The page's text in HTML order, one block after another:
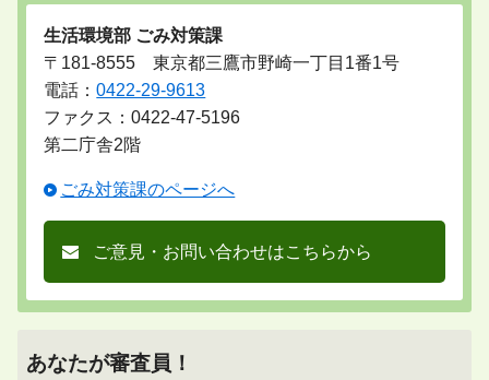
生活環境部 ごみ対策課
〒181-8555 東京都三鷹市野崎一丁目1番1号
電話：0422-29-9613
ファクス：0422-47-5196
第二庁舎2階
ごみ対策課のページへ
ご意見・お問い合わせはこちらから
あなたが審査員！